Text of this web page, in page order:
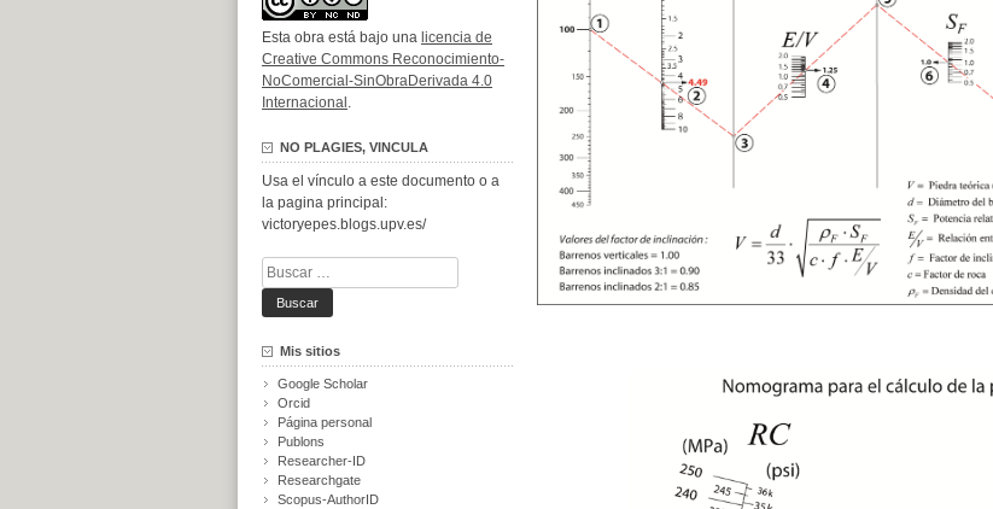
Esta obra está bajo una licencia de
Creative Commons Reconocimiento-
NoComercial-SinObraDerivada 4.0
Internacional .
NO PLAGIES, VINCULA
Usa el vínculo a este documento o a
la pagina principal:
victoryepes.blogs.upv.es/
Buscar:
Mis sitios
Google Scholar
Orcid
Página personal
Publons
Researcher-ID
Researchgate
Scopus-AuthorID